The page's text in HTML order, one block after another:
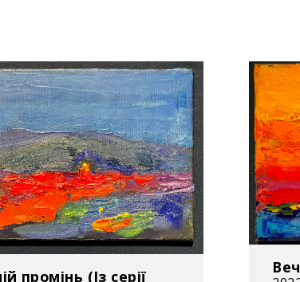
промінь (Із серії